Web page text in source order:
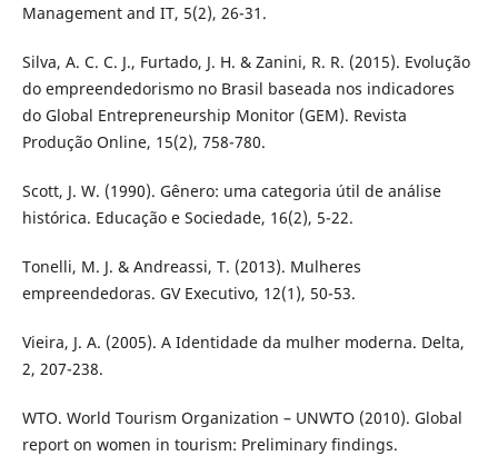
Management and IT, 5(2), 26-31.
Silva, A. C. C. J., Furtado, J. H. & Zanini, R. R. (2015). Evolução
do empreendedorismo no Brasil baseada nos indicadores
do Global Entrepreneurship Monitor (GEM). Revista
Produção Online, 15(2), 758-780.
Scott, J. W. (1990). Gênero: uma categoria útil de análise
histórica. Educação e Sociedade, 16(2), 5-22.
Tonelli, M. J. & Andreassi, T. (2013). Mulheres
empreendedoras. GV Executivo, 12(1), 50-53.
Vieira, J. A. (2005). A Identidade da mulher moderna. Delta,
2, 207-238.
WTO. World Tourism Organization – UNWTO (2010). Global
report on women in tourism: Preliminary findings.